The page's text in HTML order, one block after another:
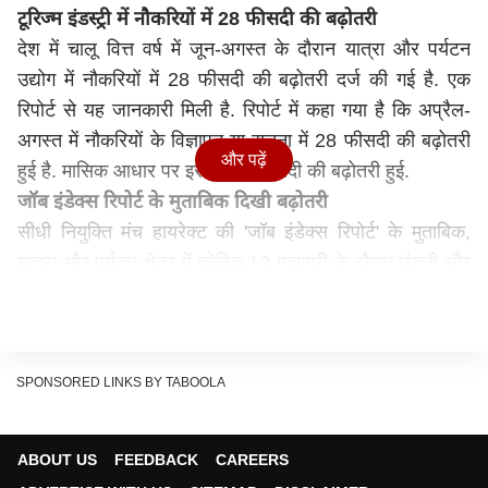
टूरिज्म इंडस्ट्री में नौकरियों में 28 फीसदी की बढ़ोतरी
देश में चालू वित्त वर्ष में जून-अगस्त के दौरान यात्रा और पर्यटन
उद्योग में नौकरियों में 28 फीसदी की बढ़ोतरी दर्ज की गई है. एक
रिपोर्ट से यह जानकारी मिली है. रिपोर्ट में कहा गया है कि अप्रैल-
अगस्त में नौकरियों के विज्ञापन या सूचना में 28 फीसदी की बढ़ोतरी
हुई है. मासिक आधार पर इसमें आठ फीसदी की बढ़ोतरी हुई.
जॉब इंडेक्स रिपोर्ट के मुताबिक दिखी बढ़ोतरी
सीधी नियुक्ति मंच हायरेक्ट की 'जॉब इंडेक्स रिपोर्ट' के मुताबिक,
नई नौकरियों में 16 फीसदी की बढ़ोतरी
और पढ़ें
SPONSORED LINKS BY TABOOLA
ABOUT US FEEDBACK
CAREERS